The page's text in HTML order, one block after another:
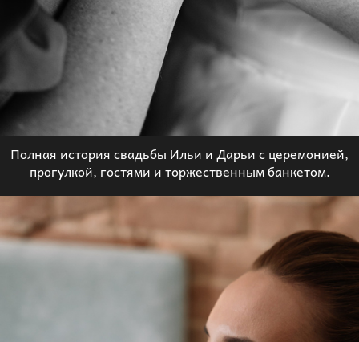
Полная история свадьбы Ильи и Дарьи с церемонией,
прогулкой, гостями и торжественным банкетом.